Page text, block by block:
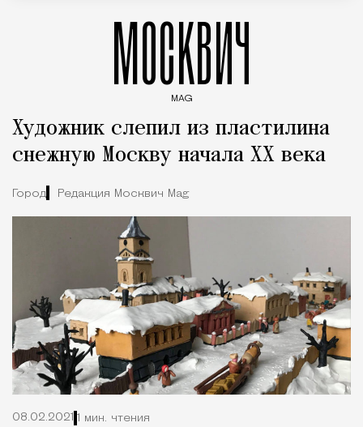
МОСКВИЧ
MAG
Художник слепил из пластилина
снежную Москву начала XX века
Город Редакция Москвич Mag
08.02.2021 1 мин. чтения